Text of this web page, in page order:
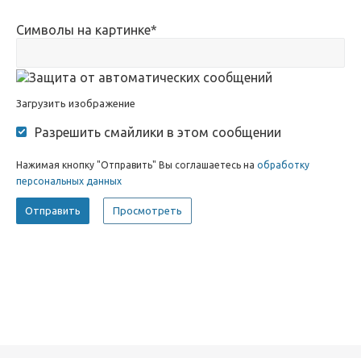
Символы на картинке*
Загрузить изображение
Разрешить смайлики в этом сообщении
Нажимая кнопку "Отправить" Вы соглашаетесь на обработку
персональных данных